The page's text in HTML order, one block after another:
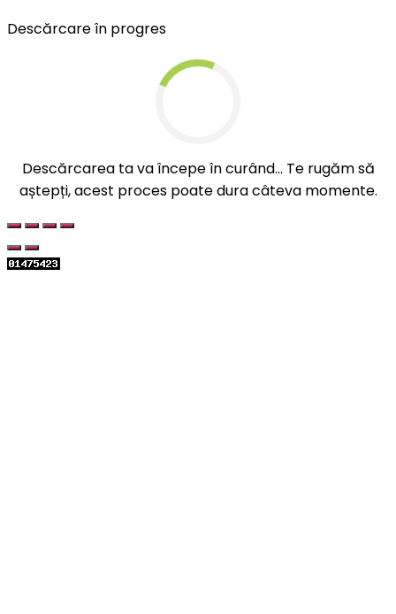
Descărcare în progres
Descărcarea ta va începe în curând... Te rugăm să
aștepți, acest proces poate dura câteva momente.